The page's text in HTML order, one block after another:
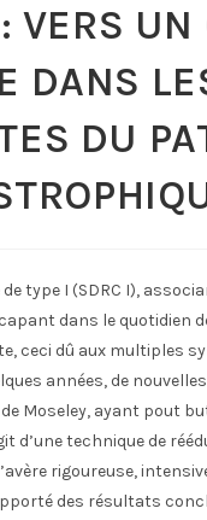
VERS UN
DANS
DU
type I (SDRC I),
dans le quotidien
ceci dû aux multiples
années, de
Moseley, ayant pout
d’une technique de
rigoureuse,
des résultats